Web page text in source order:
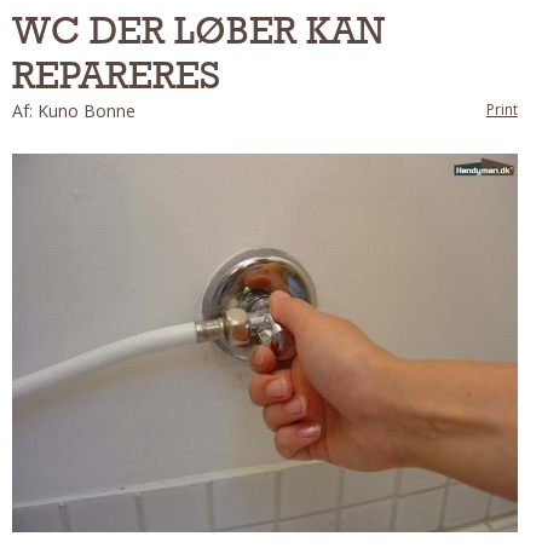
Udendørs
Kan Det Males?
MURER
Udskiftning Og Montage
Om Materialer
HANDYMAN
Andet
Båd
WC DER LØBER KAN
REPARERES
Af: Kuno Bonne Print